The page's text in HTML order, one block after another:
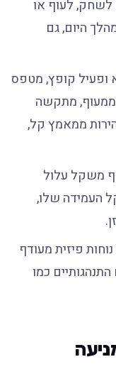
לעוף או
היום, גם
ופעיל קופץ, מטפס
מתקשה
ממאמץ קל,
משקל עלול
העמידה שלו,
פיזית מעודף
כמו